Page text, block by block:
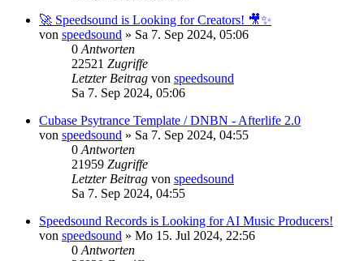
🚀 Speedsound is Looking for Creators! 🎥✨
von speedsound » Sa 7. Sep 2024, 05:06
0 Antworten
22521 Zugriffe
Letzter Beitrag von speedsound
Sa 7. Sep 2024, 05:06
Cubase Psytrance Template / DNBN - Afterlife 2.0
von speedsound » Sa 7. Sep 2024, 04:55
0 Antworten
21959 Zugriffe
Letzter Beitrag von speedsound
Sa 7. Sep 2024, 04:55
Speedsound Records is Looking for AI Music Producers!
von speedsound » Mo 15. Jul 2024, 22:56
0 Antworten